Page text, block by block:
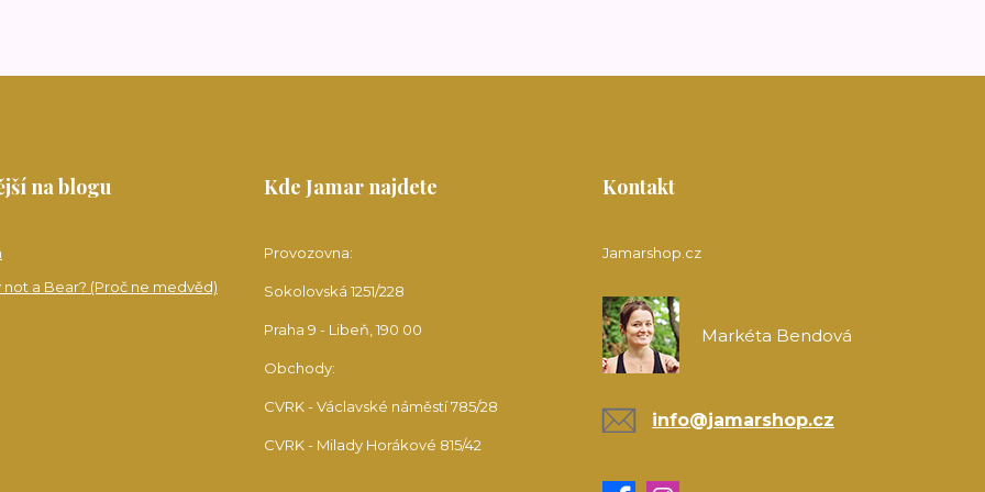
na blogu
not a Bear? (Proč ne medvěd)
Kde Jamar najdete
Provozovna:
Sokolovská 1251/228
Praha 9 - Libeň, 190 00
Obchody:
CVRK - Václavské náměstí 785/28
CVRK - Milady Horákové 815/42
Kontakt
Jamarshop.cz
Markéta Bendová
info@jamarshop.cz